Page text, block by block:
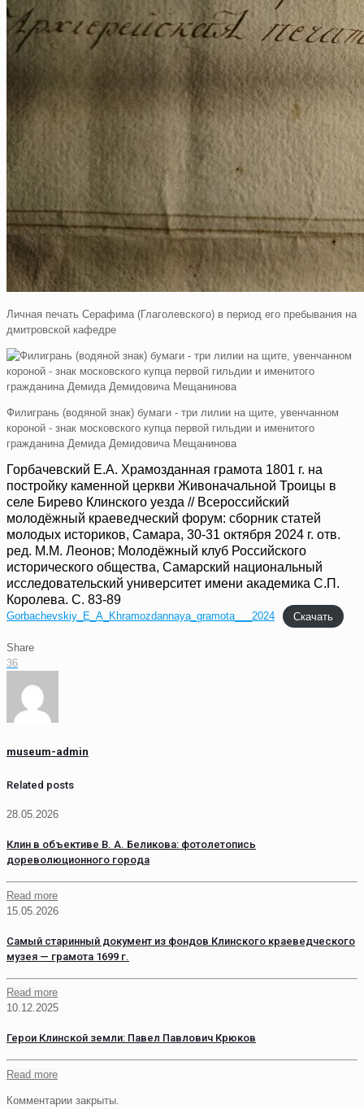
Личная печать Серафима (Глаголевского) в период его пребывания на
дмитровской кафедре
Филигрань (водяной знак) бумаги - три лилии на щите, увенчанном
короной - знак московского купца первой гильдии и именитого
гражданина Демида Демидовича Мещанинова
Горбачевский Е.А. Храмозданная грамота 1801 г. на
постройку каменной церкви Живоначальной Троицы в
селе Бирево Клинского уезда // Всероссийский
молодёжный краеведческий форум: сборник статей
молодых историков, Самара, 30-31 октября 2024 г. отв.
ред. М.М. Леонов; Молодёжный клуб Российского
исторического общества, Самарский национальный
исследовательский университет имени академика С.П.
Королева. С. 83-89
Gorbachevskiy_E_A_Khramozdannaya_gramota___2024 Скачать
Share
36
museum-admin
Related posts
28.05.2026
Клин в объективе В. А. Беликова: фотолетопись
дореволюционного города
Read more
15.05.2026
Самый старинный документ из фондов Клинского краеведческого
музея — грамота 1699 г.
Read more
10.12.2025
Герои Клинской земли: Павел Павлович Крюков
Read more
Комментарии закрыты.